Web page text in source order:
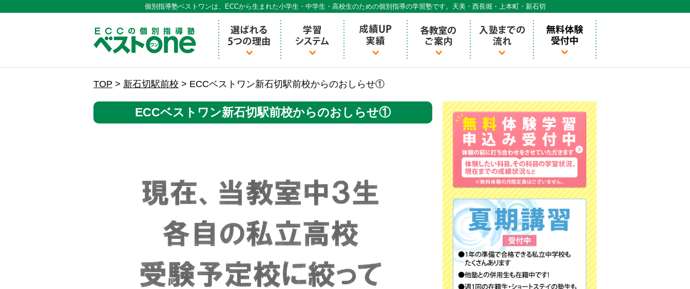
個別指導塾ベストワンは、ECCから生まれた小学生・中学生・高校生のための個別指導の学習塾です。天美・西長堀・上本町・新石切
ECCの個別指導ECCベストワン
TOP > 新石切駅前校 > ECCベストワン新石切駅前校からのおしらせ①
ECCベストワン新石切駅前校からのおしらせ①